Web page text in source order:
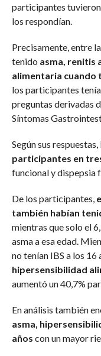
participantes tuvieron
los respondían.
Precisamente, entre
tenido asma, renitis
alimentaria cuando
los participantes
preguntas derivadas
Síntomas
Según sus
participantes en
funcional y dispepsia
De los participantes,
también habían
mientras que solo el
asma a esa edad.
no tenían IBS a los
hipersensibilidad
aumentó un 40,7%
En análisis también
asma,
años con un mayor